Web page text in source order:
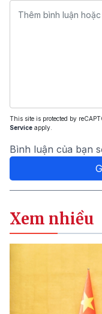
This site is protected by
Service apply.
Bình luận của bạn
Xem nhiều